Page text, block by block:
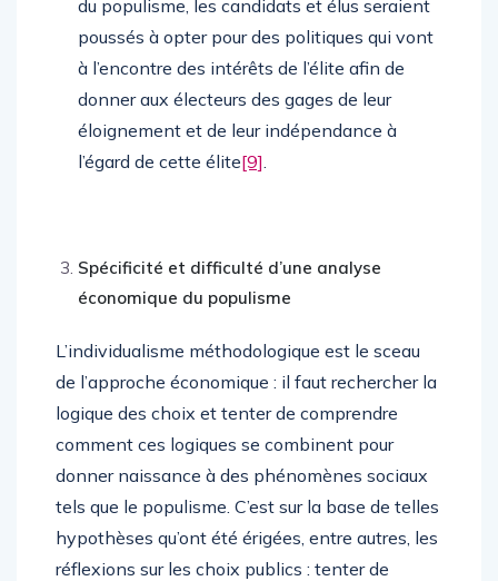
du populisme, les candidats et élus seraient
poussés à opter pour des politiques qui vont
à l’encontre des intérêts de l’élite afin de
donner aux électeurs des gages de leur
éloignement et de leur indépendance à
l’égard de cette élite[9].
Spécificité et difficulté d’une analyse
économique du populisme
L’individualisme méthodologique est le sceau
de l’approche économique : il faut rechercher la
logique des choix et tenter de comprendre
comment ces logiques se combinent pour
donner naissance à des phénomènes sociaux
tels que le populisme. C’est sur la base de telles
hypothèses qu’ont été érigées, entre autres, les
réflexions sur les choix publics : tenter de